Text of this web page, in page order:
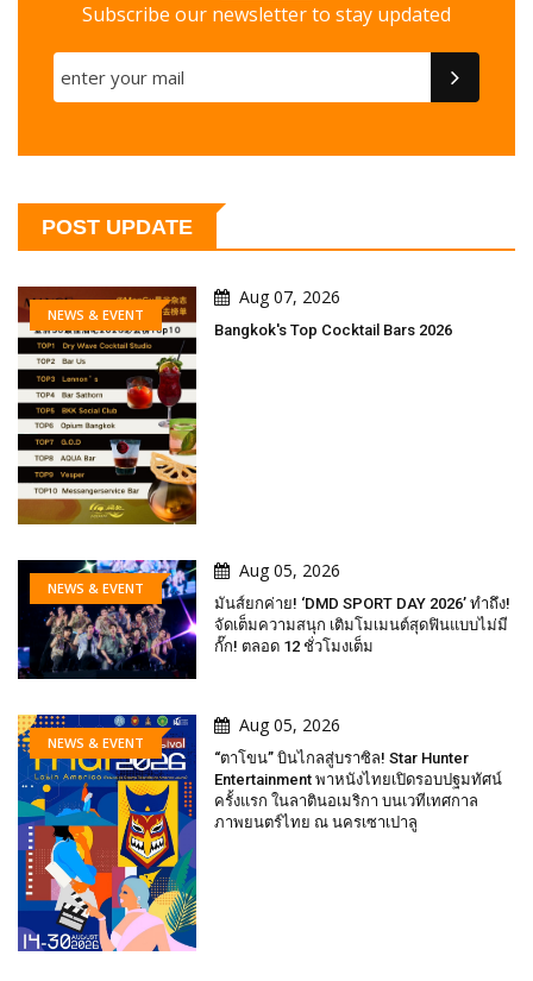
Subscribe our newsletter to stay updated
POST UPDATE
NEWS & EVENT
Aug 07, 2026
Bangkok's Top Cocktail Bars 2026
NEWS & EVENT
Aug 05, 2026
มันส์ยกค่าย! ‘DMD SPORT DAY 2026’ ทำถึง!
จัดเต็มความสนุก เติมโมเมนต์สุดฟินแบบไม่มี
กั๊ก! ตลอด 12 ชั่วโมงเต็ม
NEWS & EVENT
Aug 05, 2026
“ตาโขน” บินไกลสู่บราซิล! Star Hunter
Entertainment พาหนังไทยเปิดรอบปฐมทัศน์
ครั้งแรก ในลาตินอเมริกา บนเวทีเทศกาล
ภาพยนตร์ไทย ณ นครเซาเปาลู